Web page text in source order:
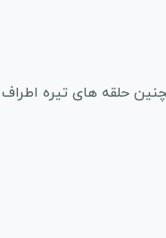
حلقه های تیره